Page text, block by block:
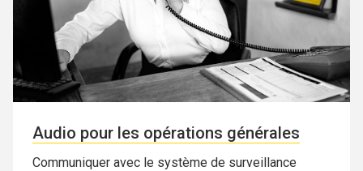
Audio pour les opérations générales
Communiquer avec le système de surveillance